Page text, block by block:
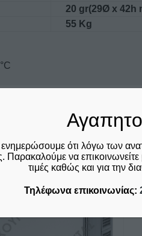
20 gr(29Ø x 42h
55 Kg
Σχετικά
ότι λόγω των
να
τιμές καθώς και για την
Τηλέφωνα επικοινωνίας: